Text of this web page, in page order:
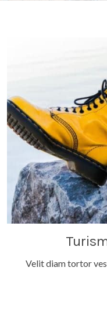
Velit diam tortor